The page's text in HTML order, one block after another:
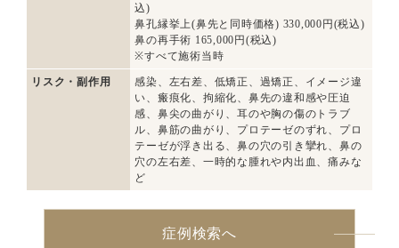
込)
鼻孔縁挙上(鼻先と同時価格) 330,000円(税込)
鼻の再手術 165,000円(税込)
※すべて施術当時
リスク・副作用
感染、左右差、低矯正、過矯正、イメージ違
い、瘢痕化、拘縮化、鼻先の違和感や圧迫
感、鼻尖の曲がり、耳のや胸の傷のトラブ
ル、鼻筋の曲がり、プロテーゼのずれ、プロ
テーゼが浮き出る、鼻の穴の引き攣れ、鼻の
穴の左右差、一時的な腫れや内出血、痛みな
ど
症例検索へ